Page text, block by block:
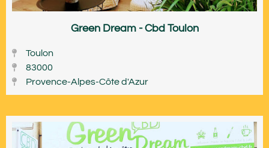
Green Dream - Cbd Toulon
Toulon
83000
Provence-Alpes-Côte d'Azur